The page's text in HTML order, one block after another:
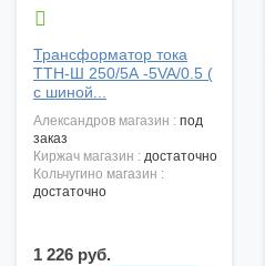

Трансформатор тока
ТТН-Ш 250/5А -5VA/0.5 (
с шиной...
александров магазин : под
заказ
киржач магазин : достаточно
кольчугино магазин :
достаточно
1 226 руб.